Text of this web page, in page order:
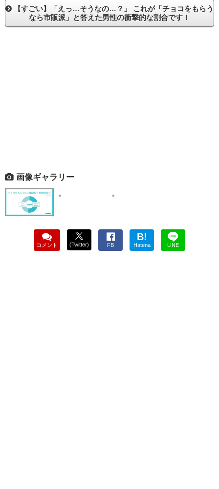
【すごい】「えっ…そうなの…？」 これが「チョコをもらう
なら市販派」と答えた男性の衝撃的な割合です！
画像ギャラリー
コメント (Twitter) FB
B!
Hatena LINE